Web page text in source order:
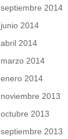
septiembre 2014
junio 2014
abril 2014
marzo 2014
enero 2014
noviembre 2013
octubre 2013
septiembre 2013